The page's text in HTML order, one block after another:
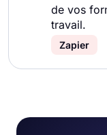
de vos
travail.
Zapier